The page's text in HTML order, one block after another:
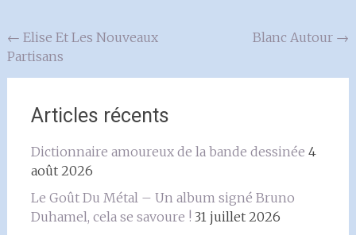
Navigation
de
← Elise Et Les Nouveaux
Partisans
Blanc Autour →
Articles récents
Dictionnaire amoureux de la bande dessinée 4
août 2026
Le Goût Du Métal – Un album signé Bruno
Duhamel, cela se savoure ! 31 juillet 2026